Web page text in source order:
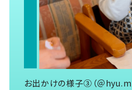
お出かけの様子③（＠